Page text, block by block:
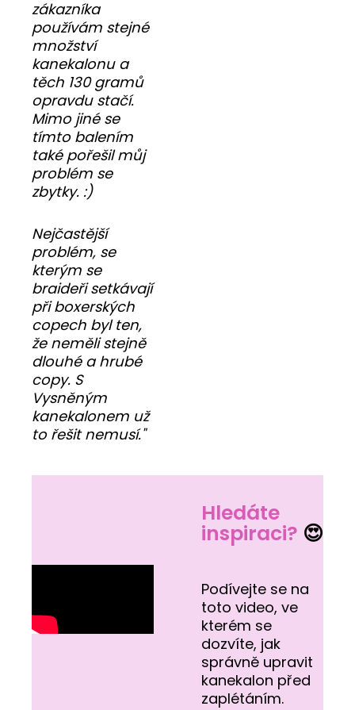
zákazníka
používám stejné
množství
kanekalonu a
těch 130 gramů
opravdu stačí.
Mimo jiné se
tímto balením
také pořešil můj
problém se
zbytky. :)
Nejčastější
problém, se
kterým se
braideři setkávají
při boxerských
copech byl ten,
že neměli stejně
dlouhé a hrubé
copy. S
Vysněným
kanekalonem už
to řešit nemusí."
Hledáte
inspiraci? 😍
Podívejte se na
toto video, ve
kterém se
dozvíte, jak
správně upravit
kanekalon před
zaplétáním.